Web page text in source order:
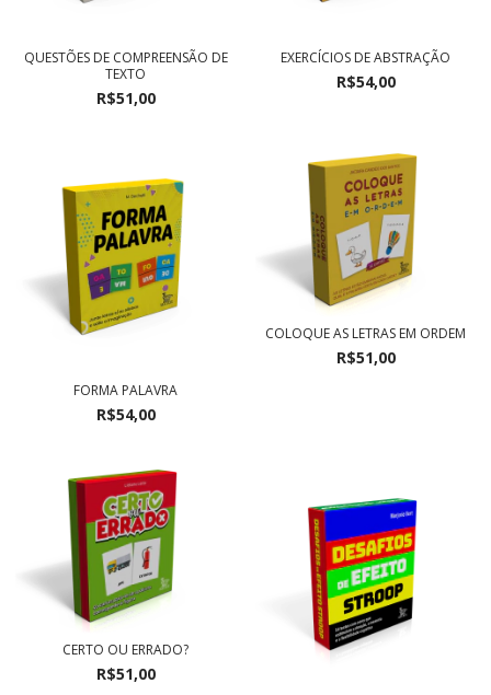
QUESTÕES DE COMPREENSÃO DE
TEXTO
R$51,00
EXERCÍCIOS DE ABSTRAÇÃO
R$54,00
FORMA PALAVRA
R$54,00
COLOQUE AS LETRAS EM ORDEM
R$51,00
CERTO OU ERRADO?
R$51,00